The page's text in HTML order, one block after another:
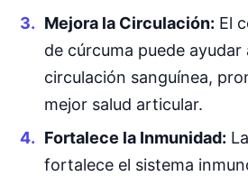
Mejora la Circulación: El
de cúrcuma puede ayudar
circulación sanguínea,
mejor salud articular.
Fortalece la Inmunidad:
fortalece el sistema